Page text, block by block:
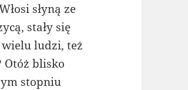
słyną ze
stały się
ludzi, też
Otóż blisko
stopniu